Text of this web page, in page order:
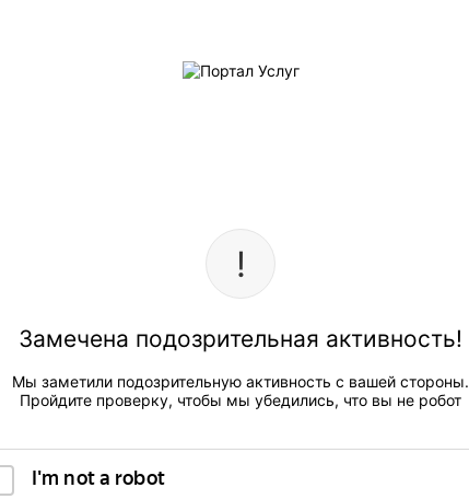
Замечена подозрительная активность!
Мы заметили подозрительную активность с вашей стороны.
Пройдите проверку, чтобы мы убедились, что вы не робот